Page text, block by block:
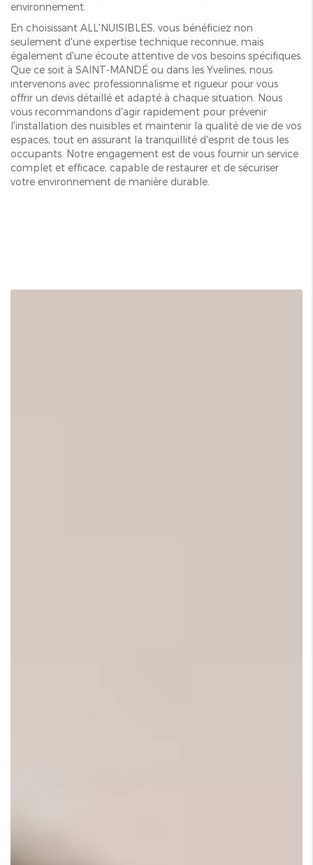
environnement.
En choisissant ALL'NUISIBLES, vous bénéficiez non
seulement d'une expertise technique reconnue, mais
également d'une écoute attentive de vos besoins spécifiques.
Que ce soit à SAINT-MANDÉ ou dans les Yvelines, nous
intervenons avec professionnalisme et rigueur pour vous
offrir un devis détaillé et adapté à chaque situation. Nous
vous recommandons d'agir rapidement pour prévenir
l'installation des nuisibles et maintenir la qualité de vie de vos
espaces, tout en assurant la tranquillité d'esprit de tous les
occupants. Notre engagement est de vous fournir un service
complet et efficace, capable de restaurer et de sécuriser
votre environnement de manière durable.